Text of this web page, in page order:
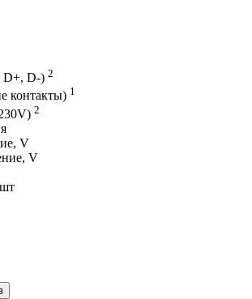
D+, D-) 2
контакты) 1
2
V
V